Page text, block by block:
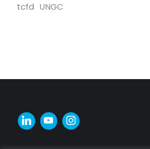
tcfd UNGC